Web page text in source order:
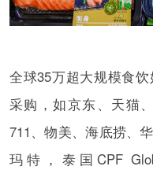
全球35万超大规模食
采购，如京东、天猫
711、物美、海底捞、
玛特，泰国CPF